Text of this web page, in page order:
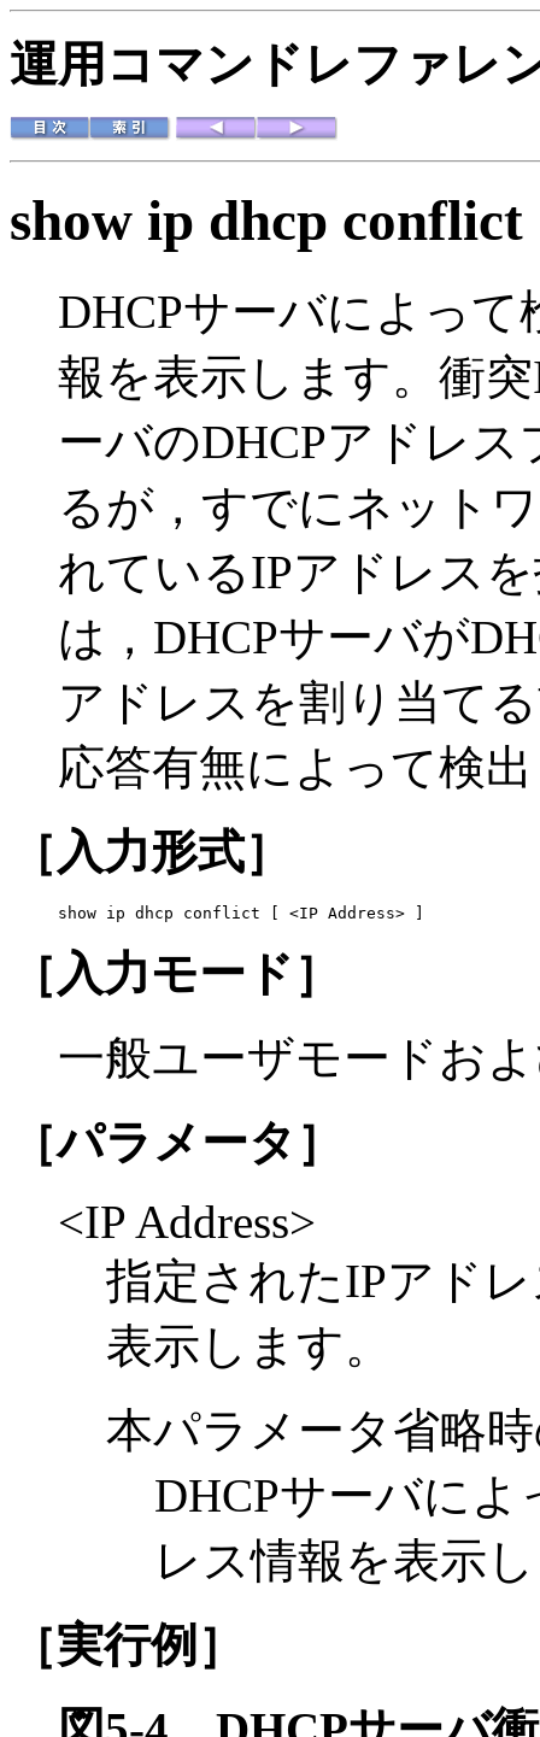
運用コマンドレファレ
show ip dhcp conflict
DHCPサーバによっ
報を表示します。衝
ーバのDHCPアドレ
るが，すでにネット
れているIPアドレス
は，DHCPサーバが
アドレスを割り当て
応答有無によって検
［入力形式］
show ip dhcp conflict [ <IP Address> ]
［入力モード］
一般ユーザモードお
［パラメータ］
<IP Address>
指定されたIPアド
表示します。
本パラメータ省略
DHCPサーバに
レス情報を表示
［実行例］